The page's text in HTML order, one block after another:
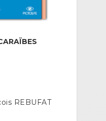
REBUFAT